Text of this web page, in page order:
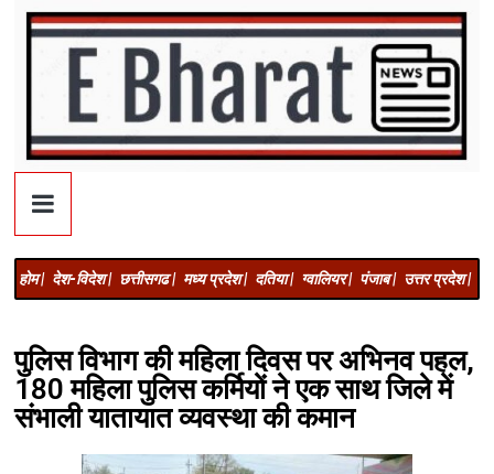
होम | देश-विदेश | छत्तीसगढ | मध्य प्रदेश | दतिया | ग्वालियर | पंजाब | उत्तर प्रदेश |
पुलिस विभाग की महिला दिवस पर अभिनव पहल,
180 महिला पुलिस कर्मियों ने एक साथ जिले में
संभाली यातायात व्यवस्था की कमान